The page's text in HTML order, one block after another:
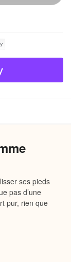
ses pieds
pas d’une
pur, rien que